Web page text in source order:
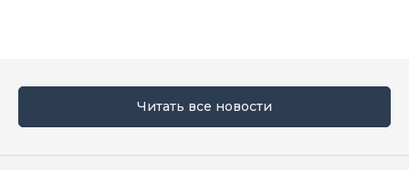
Читать все новости